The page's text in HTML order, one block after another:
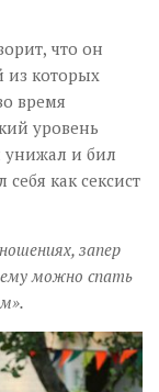
что он
из которых
время
уровень
унижал и бил
как сексист
запер
можно спать